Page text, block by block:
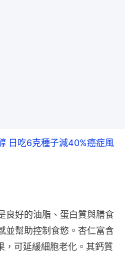
日吃6克種子減40%癌症風
良好的油脂、蛋白質與膳食
並幫助控制食慾。杏仁富含
，可延緩細胞老化。其鈣質